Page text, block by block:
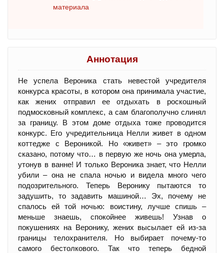
материала
Аннотация
Не успела Вероника стать невестой учредителя
конкурса красоты, в котором она принимала участие,
как жених отправил ее отдыхать в роскошный
подмосковный комплекс, а сам благополучно слинял
за границу. В этом доме отдыха тоже проводится
конкурс. Его учредительница Нелли живет в одном
коттедже с Вероникой. Но «живет» – это громко
сказано, потому что… в первую же ночь она умерла,
утонув в ванне! И только Вероника знает, что Нелли
убили – она не спала ночью и видела много чего
подозрительного. Теперь Веронику пытаются то
задушить, то задавить машиной… Эх, почему не
спалось ей той ночью: воистину, лучше спишь –
меньше знаешь, спокойнее живешь! Узнав о
покушениях на Веронику, жених высылает ей из-за
границы телохранителя. Но выбирает почему-то
самого бестолкового. Так что теперь бедной